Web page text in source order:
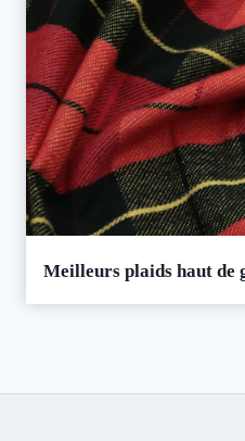
Meilleurs plaids haut de